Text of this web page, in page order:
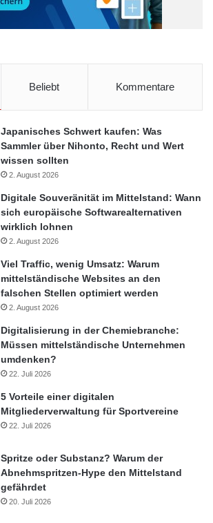
Beliebt Kommentare
Japanisches Schwert kaufen: Was
Sammler über Nihonto, Recht und Wert
wissen sollten
2. August 2026
Digitale Souveränität im Mittelstand: Wann
sich europäische Softwarealternativen
wirklich lohnen
2. August 2026
Viel Traffic, wenig Umsatz: Warum
mittelständische Websites an den
falschen Stellen optimiert werden
2. August 2026
Digitalisierung in der Chemiebranche:
Müssen mittelständische Unternehmen
umdenken?
22. Juli 2026
5 Vorteile einer digitalen
Mitgliederverwaltung für Sportvereine
22. Juli 2026
Spritze oder Substanz? Warum der
Abnehmspritzen-Hype den Mittelstand
gefährdet
20. Juli 2026